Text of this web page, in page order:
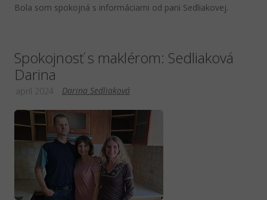
Bola som spokojná s informáciami od pani Sedliakovej.
Spokojnosť s maklérom: Sedliaková
Darina
Darina Sedliaková
apríl 2024